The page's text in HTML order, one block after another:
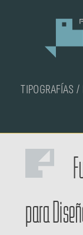
TIPOGRAFÍAS
para